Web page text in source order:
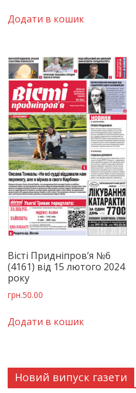
Додати в кошик
Вісті Придніпров’я №6
(4161) від 15 лютого 2024
року
грн.50.00
Додати в кошик
Новий випуск газети